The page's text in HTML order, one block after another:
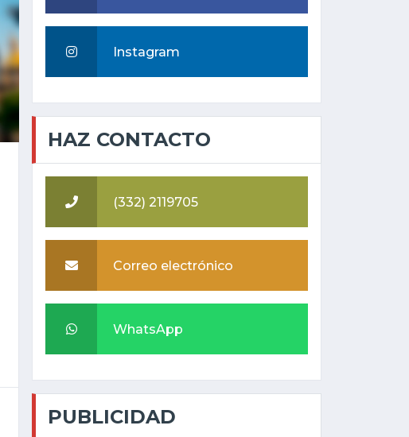
Instagram
HAZ CONTACTO
(332) 2119705
Correo electrónico
WhatsApp
PUBLICIDAD